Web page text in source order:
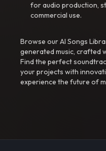
for audio production,
commercial use.
Browse our AI Songs
generated music, crafted
Find the perfect
your projects with
experience the future of